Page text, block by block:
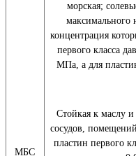
МБС
морская;
концентрация
первого класса
МПа, а для
Стойкая к маслу
сосудов,
пластин первого